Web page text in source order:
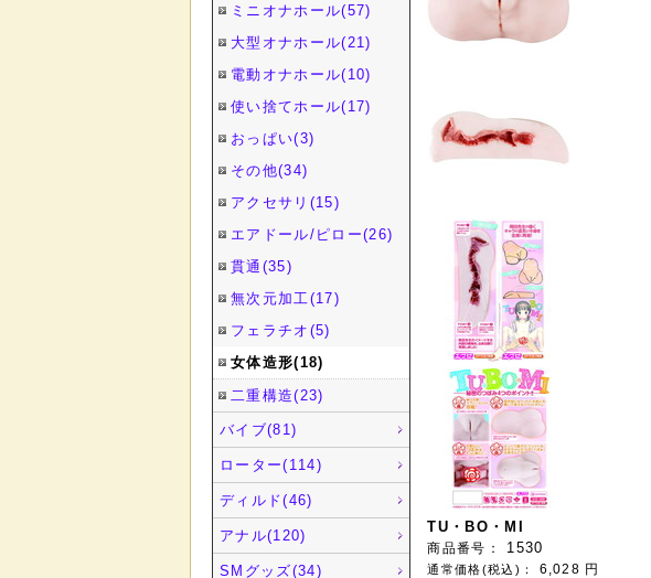
ミニオナホール(57)
大型オナホール(21)
電動オナホール(10)
使い捨てホール(17)
おっぱい(3)
その他(34)
アクセサリ(15)
エアドール/ピロー(26)
貫通(35)
無次元加工(17)
フェラチオ(5)
女体造形(18)
二重構造(23)
バイブ(81)
ローター(114)
ディルド(46)
アナル(120)
SMグッズ(34)
TU・BO・MI
商品番号： 1530
通常価格(税込)： 6,028 円